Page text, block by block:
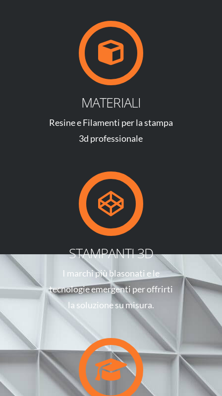
MATERIALI
Resine e Filamenti per la stampa
3d professionale
STAMPANTI 3D
I marchi più blasonati e le
tecnologie emergenti per offrirti
la soluzione su misura.